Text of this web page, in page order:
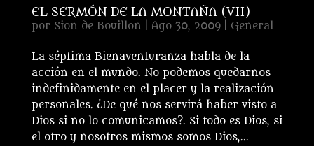
EL SERMÓN DE LA MONTAÑA (VII)
por Sion de Bouillon Ago 30, 2009| General
La séptima Bienaventuranza habla de la
acción en el mundo. No podemos quedarnos
indefinidamente en el placer y la realización
personales. ¿De qué nos servirá haber visto a
Dios si no lo comunicamos?. Si todo es Dios, si
el otro y nosotros mismos somos Dios,...